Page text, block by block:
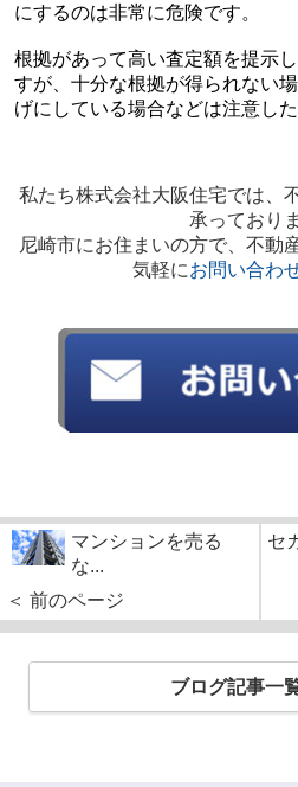
にするのは非常に危険です。
根拠があって高い査定額を提示
すが、十分な根拠が得られない
げにしている場合などは注意し
私たち株式会社大阪住宅では、
承っており
尼崎市にお住まいの方で、不動
気軽にお問い合わ
マンションを売る
な...
＜ 前のページ
セ
ブログ記事一